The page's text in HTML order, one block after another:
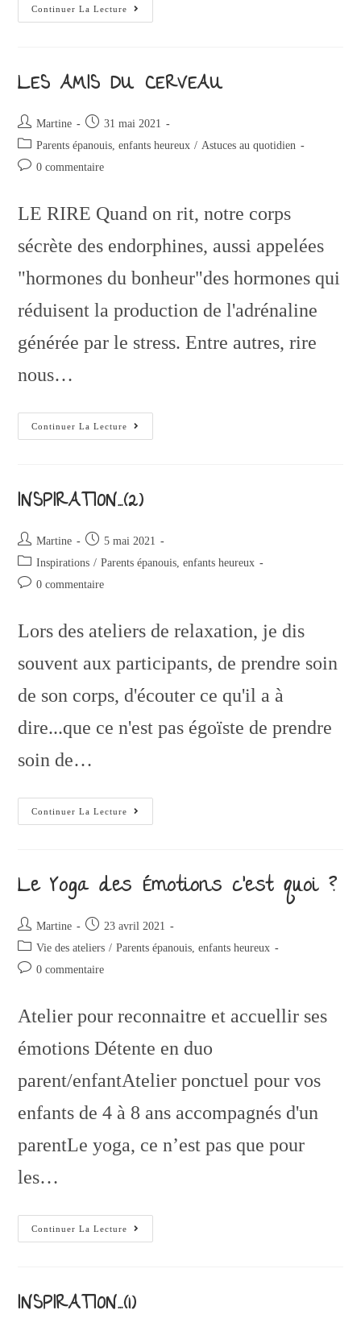
Continuer La Lecture
LES AMIS DU CERVEAU
Martine
31 mai 2021
Parents épanouis, enfants heureux / Astuces au quotidien
0 commentaire
LE RIRE Quand on rit, notre corps
sécrète des endorphines, aussi appelées
"hormones du bonheur"des hormones qui
réduisent la production de l'adrénaline
générée par le stress. Entre autres, rire
nous…
Continuer La Lecture
INSPIRATION…(2)
Martine
5 mai 2021
Inspirations / Parents épanouis, enfants heureux
0 commentaire
Lors des ateliers de relaxation, je dis
souvent aux participants, de prendre soin
de son corps, d'écouter ce qu'il a à
dire...que ce n'est pas égoïste de prendre
soin de…
Continuer La Lecture
Le Yoga des Émotions c’est quoi ?
Martine
23 avril 2021
Vie des ateliers / Parents épanouis, enfants heureux
0 commentaire
Atelier pour reconnaitre et accuellir ses
émotions Détente en duo
parent/enfantAtelier ponctuel pour vos
enfants de 4 à 8 ans accompagnés d'un
parentLe yoga, ce n’est pas que pour
les…
Continuer La Lecture
INSPIRATION…(1)